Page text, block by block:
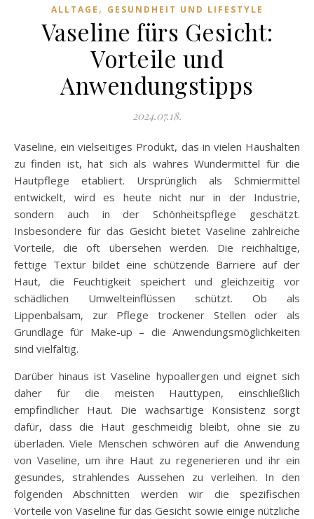
ALLTAGE , GESUNDHEIT UND LIFESTYLE
Vaseline fürs Gesicht:
Vorteile und
Anwendungstipps
2024.07.18.
Vaseline, ein vielseitiges Produkt, das in vielen Haushalten
zu finden ist, hat sich als wahres Wundermittel für die
Hautpflege etabliert. Ursprünglich als Schmiermittel
entwickelt, wird es heute nicht nur in der Industrie,
sondern auch in der Schönheitspflege geschätzt.
Insbesondere für das Gesicht bietet Vaseline zahlreiche
Vorteile, die oft übersehen werden. Die reichhaltige,
fettige Textur bildet eine schützende Barriere auf der
Haut, die Feuchtigkeit speichert und gleichzeitig vor
schädlichen Umwelteinflüssen schützt. Ob als
Lippenbalsam, zur Pflege trockener Stellen oder als
Grundlage für Make-up – die Anwendungsmöglichkeiten
sind vielfältig.
Darüber hinaus ist Vaseline hypoallergen und eignet sich
daher für die meisten Hauttypen, einschließlich
empfindlicher Haut. Die wachsartige Konsistenz sorgt
dafür, dass die Haut geschmeidig bleibt, ohne sie zu
überladen. Viele Menschen schwören auf die Anwendung
von Vaseline, um ihre Haut zu regenerieren und ihr ein
gesundes, strahlendes Aussehen zu verleihen. In den
folgenden Abschnitten werden wir die spezifischen
Vorteile von Vaseline für das Gesicht sowie einige nützliche